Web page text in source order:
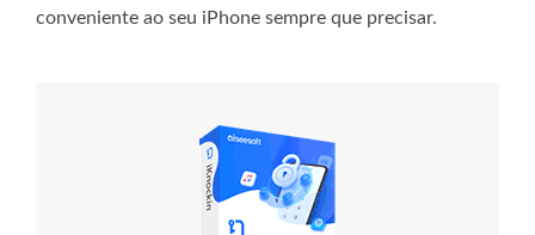
conveniente ao seu iPhone sempre que precisar.